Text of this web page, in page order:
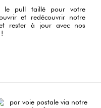
le pull taillé pour votre
et redécouvrir notre
rester à jour avec nos